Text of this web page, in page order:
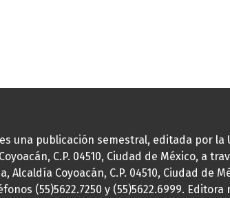
una publicación semestral, editada por la
C.P. 04510, Ciudad de México, a
Coyoacán, C.P. 04510, Ciudad de
(55)5622.7250 y (55)5622.6999.